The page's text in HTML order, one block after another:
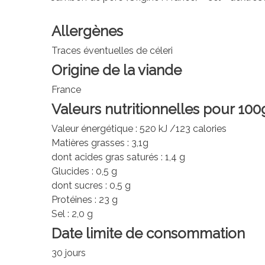
Allergènes
Traces éventuelles de céleri
Origine de la viande
France
Valeurs nutritionnelles pour
Valeur énergétique : 520 kJ /123 calories
Matières grasses : 3,1g
dont acides gras saturés : 1,4 g
Glucides : 0,5 g
dont sucres : 0,5 g
Protéines : 23 g
Sel : 2,0 g
Date limite de consommation
30 jours